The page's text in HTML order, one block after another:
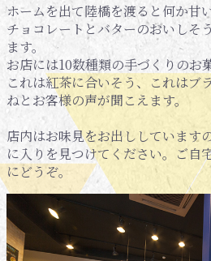
ホームを出て陸橋を渡ると何か甘
チョコレートとバターのおいしそ
ます。
お店には10数種類の手づくりのお
これは紅茶に合いそう、これはブ
ねとお客様の声が聞こえます。
店内はお味見をお出ししています
に入りを見つけてください。ご自
にどうぞ。